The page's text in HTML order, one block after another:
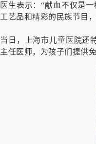
医生表示：“献血不仅是
工艺品和精彩的民族节目
当日，上海市儿童医院还
主任医师，为孩子们提供